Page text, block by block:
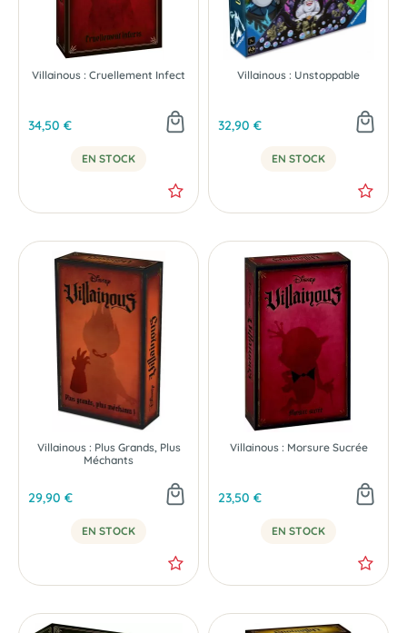
Villainous : Cruellement Infect
34,50 €
EN STOCK
Villainous : Unstoppable
32,90 €
EN STOCK
Villainous : Plus Grands, Plus
Méchants
29,90 €
EN STOCK
Villainous : Morsure Sucrée
23,50 €
EN STOCK